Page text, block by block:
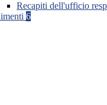
Recapiti dell'ufficio
6